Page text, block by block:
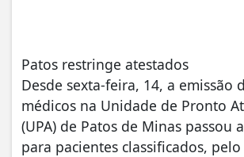
Patos restringe atestados
Desde sexta-feira, 14, a emissão
médicos na Unidade de Pronto
(UPA) de Patos de Minas passou
para pacientes classificados,